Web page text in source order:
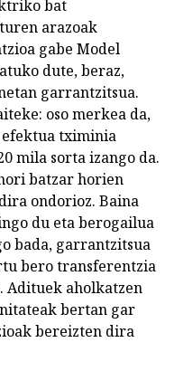
bat
arazoak
gabe Model
dute, beraz,
garrantzitsua.
oso merkea da,
tximinia
mila sorta izango da.
batzar horien
ondorioz. Baina
du eta berogailua
bada, garrantzitsua
bero transferentzia
Adituek aholkatzen
bertan gar
bereizten dira